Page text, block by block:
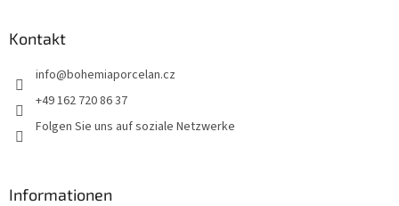
Kontakt
info@bohemiaporcelan.cz
+49 162 720 86 37
Folgen Sie uns auf soziale Netzwerke
Informationen